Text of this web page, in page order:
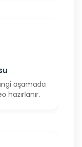
aşamada
hazırlanır.